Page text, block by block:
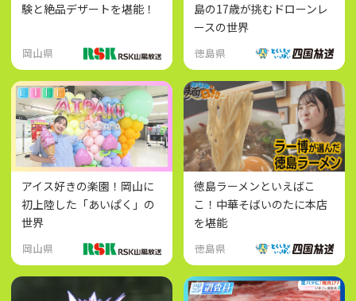
験と絶品デザートを堪能！
岡山県
島の17歳が挑むドローンレ
ースの世界
徳島県
アイス好きの楽園！岡山に
初上陸した「あいぱく」の
世界
岡山県
徳島ラーメンといえばこ
こ！中華そばいのたに本店
を堪能
徳島県